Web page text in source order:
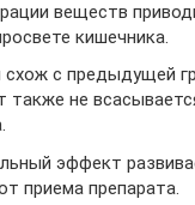
веществ
кишечника.
схож с предыдущей
также не
эффект
приема препарата.